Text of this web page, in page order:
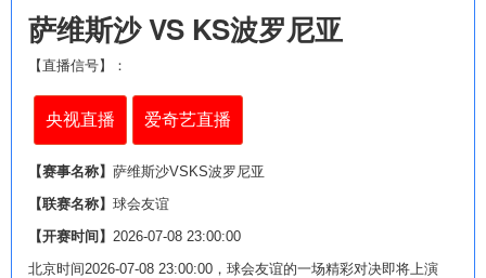
萨维斯沙 VS KS波罗尼亚
【直播信号】：
央视直播 爱奇艺直播
【赛事名称】 萨维斯沙VSKS波罗尼亚
【联赛名称】 球会友谊
【开赛时间】 2026-07-08 23:00:00
北京时间2026-07-08 23:00:00，球会友谊的一场精彩对决即将上演